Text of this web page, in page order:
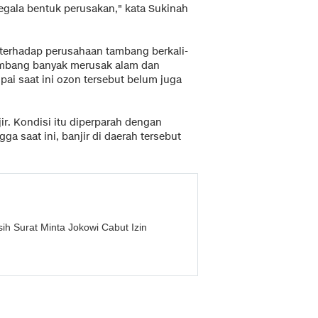
bentuk perusakan," kata Sukinah
perusahaan tambang berkali-
banyak merusak alam dan
saat ini ozon tersebut belum juga
Kondisi itu diperparah dengan
saat ini, banjir di daerah tersebut
Surat Minta Jokowi Cabut Izin